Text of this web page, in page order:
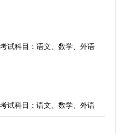
试科目：语文、数学、外语
试科目：语文、数学、外语